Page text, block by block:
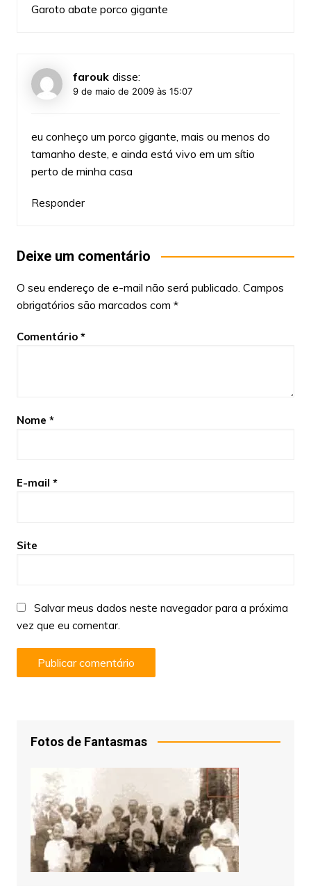
Garoto abate porco gigante
farouk disse:
9 de maio de 2009 às 15:07
eu conheço um porco gigante, mais ou menos do
tamanho deste, e ainda está vivo em um sítio
perto de minha casa
Responder
Deixe um comentário
O seu endereço de e-mail não será publicado. Campos
obrigatórios são marcados com *
Comentário *
Nome *
E-mail *
Site
Salvar meus dados neste navegador para a próxima
vez que eu comentar.
Fotos de Fantasmas